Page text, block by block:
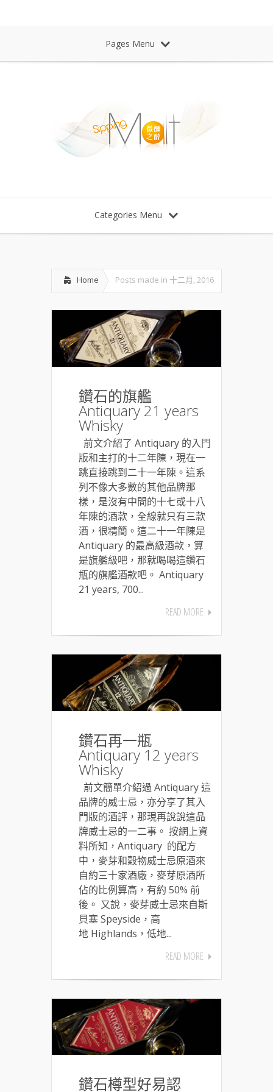
Pages Menu
Categories Menu
Home Posts made in 十二月, 2016
鑽石的旗艦
Antiquary 21 years
Whisky
前文介紹了 Antiquary 的入門
版和主打的十二年陳，現在一
跳直接跳到二十一年陳。這系
列不像大多數的其他品牌那
樣，是沒有中間的十七或十八
年陳的酒款，全線就只有三款
酒，很精簡。這二十一年陳是
Antiquary 的最高級酒款，算
是旗艦級吧，那就喝喝這鑽石
瓶的旗艦酒款吧。 Antiquary
21 years, 700...
READ MORE
鑽石再一瓶
Antiquary 12 years
Whisky
前文簡單介紹過 Antiquary 這
品牌的威士忌，亦分享了其入
門版的酒評，那現再說說這品
牌威士忌的一二事。 按網上資
料所知，Antiquary 的配方
中，麥芽和穀物威士忌原酒來
自約三十家酒廠，麥芽原酒所
佔的比例算高，有約 50% 前
後。 又說，麥芽威士忌來自斯
貝塞 Speyside，高
地 Highlands，低地...
READ MORE
鑽石樽型好易認